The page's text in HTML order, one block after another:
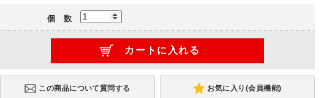
個 数
お気に入り(会員機能)